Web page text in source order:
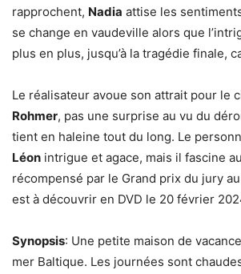
rapprochent, Nadia attise les
se change en vaudeville alors que
plus en plus, jusqu’à la tragédie finale,
Le réalisateur avoue son attrait pour le
Rohmer, pas une surprise au vu du
tient en haleine tout du long. Le
Léon intrigue et agace, mais il fascine
récompensé par le Grand prix du jury
est à découvrir en DVD le 20 février
Synopsis: Une petite maison de
mer Baltique. Les journées sont